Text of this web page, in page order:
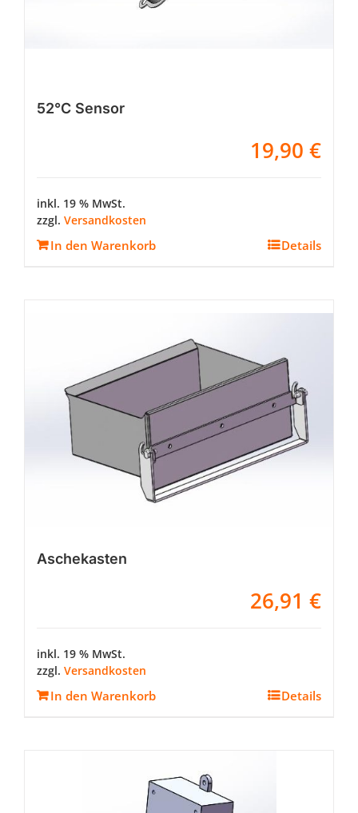
52°C Sensor
19,90 €
inkl. 19 % MwSt.
zzgl. Versandkosten
In den Warenkorb Details
Aschekasten
26,91 €
inkl. 19 % MwSt.
zzgl. Versandkosten
In den Warenkorb Details